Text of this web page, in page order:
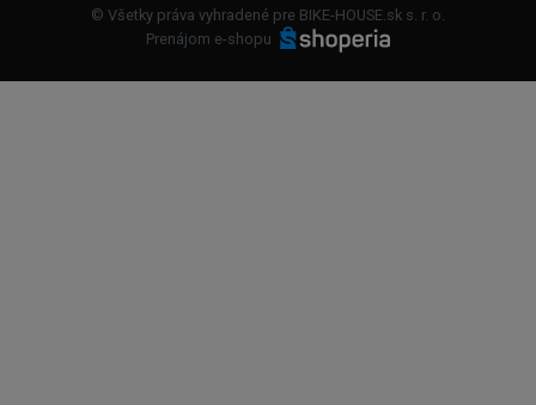
© Všetky práva vyhradené pre BIKE-HOUSE.sk s. r. o.
Prenájom e-shopu